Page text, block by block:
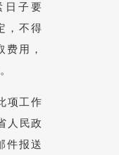
日子要
，不得
用，
项工作
人民政
件报送